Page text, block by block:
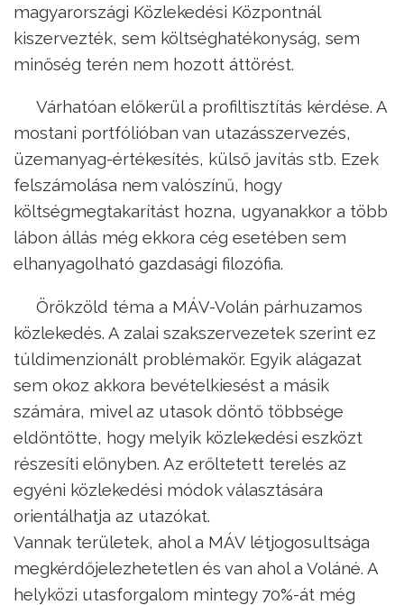
magyarországi Közlekedési Központnál
kiszervezték, sem költséghatékonyság, sem
minőség terén nem hozott áttörést.
Várhatóan előkerül a profiltisztítás kérdése. A
mostani portfólióban van utazásszervezés,
üzemanyag-értékesítés, külső javítás stb. Ezek
felszámolása nem valószínű, hogy
költségmegtakarítást hozna, ugyanakkor a több
lábon állás még ekkora cég esetében sem
elhanyagolható gazdasági filozófia.
Örökzöld téma a MÁV-Volán párhuzamos
közlekedés. A zalai szakszervezetek szerint ez
túldimenzionált problémakör. Egyik alágazat
sem okoz akkora bevételkiesést a másik
számára, mivel az utasok döntő többsége
eldöntötte, hogy melyik közlekedési eszközt
részesíti előnyben. Az erőltetett terelés az
egyéni közlekedési módok választására
orientálhatja az utazókat.
Vannak területek, ahol a MÁV létjogosultsága
megkérdőjelezhetetlen és van ahol a Voláné. A
helyközi utasforgalom mintegy 70%-át még